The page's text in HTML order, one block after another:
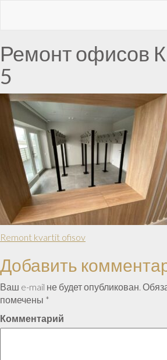
Ремонт офисов
5
по
записям
Remont kvartit ofisov
Добавить
Ваш e-mail не будет опубликован.
помечены *
Комментарий